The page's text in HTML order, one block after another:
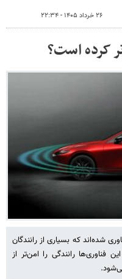
۲۶ خرداد ۱۴۰۵ - ۲۲:۳۴
کرده است؟
شده‌اند که بسیاری از رانندگان
فناوری‌ها رانندگی را امن‌تر از